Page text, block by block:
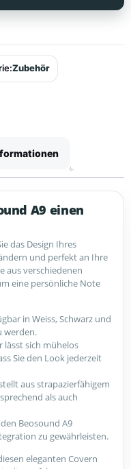
Zubehör
A9 einen
das Design Ihres
und perfekt an Ihre
aus verschiedenen
eine persönliche Note
in Weiss, Schwarz und
werden.
lässt sich mühelos
Sie den Look jederzeit
aus strapazierfähigem
als auch
Beosound A9
zu gewährleisten.
eleganten Covern